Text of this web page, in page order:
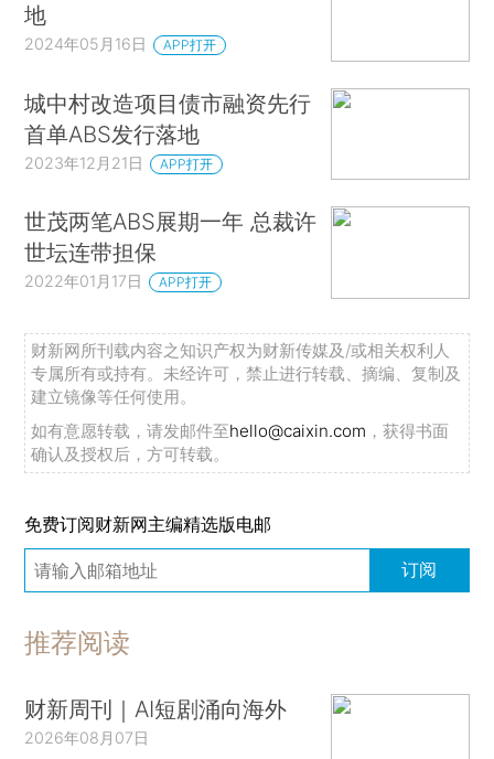
地
2024年05月16日 APP打开
城中村改造项目债市融资先行
首单ABS发行落地
2023年12月21日 APP打开
世茂两笔ABS展期一年 总裁许
世坛连带担保
2022年01月17日 APP打开
财新网所刊载内容之知识产权为财新传媒及/或相关权利人
专属所有或持有。未经许可，禁止进行转载、摘编、复制及
建立镜像等任何使用。
如有意愿转载，请发邮件至hello@caixin.com ，获得书面
确认及授权后，方可转载。
免费订阅财新网主编精选版电邮
订阅
推荐阅读
财新周刊｜AI短剧涌向海外
2026年08月07日